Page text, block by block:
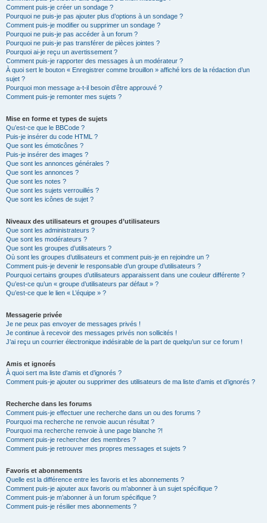
Comment puis-je créer un sondage ?
Pourquoi ne puis-je pas ajouter plus d’options à un sondage ?
Comment puis-je modifier ou supprimer un sondage ?
Pourquoi ne puis-je pas accéder à un forum ?
Pourquoi ne puis-je pas transférer de pièces jointes ?
Pourquoi ai-je reçu un avertissement ?
Comment puis-je rapporter des messages à un modérateur ?
À quoi sert le bouton « Enregistrer comme brouillon » affiché lors de la rédaction d’un
sujet ?
Pourquoi mon message a-t-il besoin d’être approuvé ?
Comment puis-je remonter mes sujets ?
Mise en forme et types de sujets
Qu’est-ce que le BBCode ?
Puis-je insérer du code HTML ?
Que sont les émoticônes ?
Puis-je insérer des images ?
Que sont les annonces générales ?
Que sont les annonces ?
Que sont les notes ?
Que sont les sujets verrouillés ?
Que sont les icônes de sujet ?
Niveaux des utilisateurs et groupes d’utilisateurs
Que sont les administrateurs ?
Que sont les modérateurs ?
Que sont les groupes d’utilisateurs ?
Où sont les groupes d’utilisateurs et comment puis-je en rejoindre un ?
Comment puis-je devenir le responsable d’un groupe d’utilisateurs ?
Pourquoi certains groupes d’utilisateurs apparaissent dans une couleur différente ?
Qu’est-ce qu’un « groupe d’utilisateurs par défaut » ?
Qu’est-ce que le lien « L’équipe » ?
Messagerie privée
Je ne peux pas envoyer de messages privés !
Je continue à recevoir des messages privés non sollicités !
J’ai reçu un courrier électronique indésirable de la part de quelqu’un sur ce forum !
Amis et ignorés
À quoi sert ma liste d’amis et d’ignorés ?
Comment puis-je ajouter ou supprimer des utilisateurs de ma liste d’amis et d’ignorés ?
Recherche dans les forums
Comment puis-je effectuer une recherche dans un ou des forums ?
Pourquoi ma recherche ne renvoie aucun résultat ?
Pourquoi ma recherche renvoie à une page blanche ?!
Comment puis-je rechercher des membres ?
Comment puis-je retrouver mes propres messages et sujets ?
Favoris et abonnements
Quelle est la différence entre les favoris et les abonnements ?
Comment puis-je ajouter aux favoris ou m’abonner à un sujet spécifique ?
Comment puis-je m’abonner à un forum spécifique ?
Comment puis-je résilier mes abonnements ?